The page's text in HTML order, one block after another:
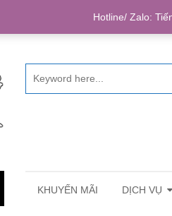
KHUYẾN MÃI DỊCH VỤ
Hotline/ Zalo: